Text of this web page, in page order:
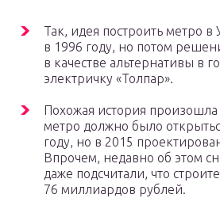
Так, идея построить метро
в 1996 году, но потом
в качестве альтернативы в
электричку «Толпар».
Похожая история произошла
метро должно было
году, но в 2015
Впрочем, недавно об этом
даже подсчитали, что
76 миллиардов рублей.